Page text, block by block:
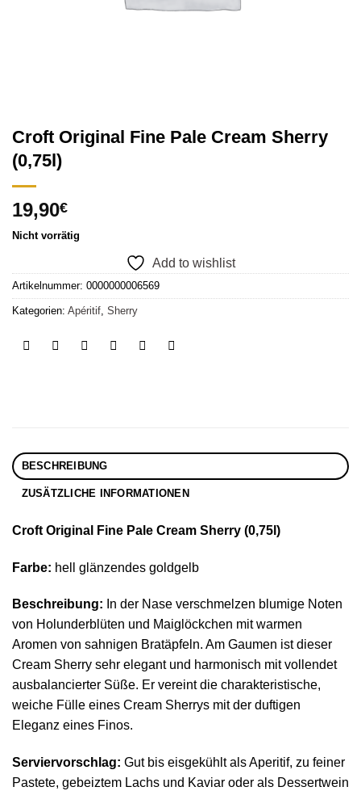
Croft Original Fine Pale Cream Sherry
(0,75l)
19,90€
Nicht vorrätig
Add to wishlist
Artikelnummer: 0000000006569
Kategorien: Apéritif Sherry
BESCHREIBUNG
ZUSÄTZLICHE INFORMATIONEN
Croft Original Fine Pale Cream Sherry (0,75l)
Farbe: hell glänzendes goldgelb
Beschreibung: In der Nase verschmelzen blumige Noten
von Holunderblüten und Maiglöckchen mit warmen
Aromen von sahnigen Bratäpfeln. Am Gaumen ist dieser
Cream Sherry sehr elegant und harmonisch mit vollendet
ausbalancierter Süße. Er vereint die charakteristische,
weiche Fülle eines Cream Sherrys mit der duftigen
Eleganz eines Finos.
Serviervorschlag: Gut bis eisgekühlt als Aperitif, zu feiner
Pastete, gebeiztem Lachs und Kaviar oder als Dessertwein